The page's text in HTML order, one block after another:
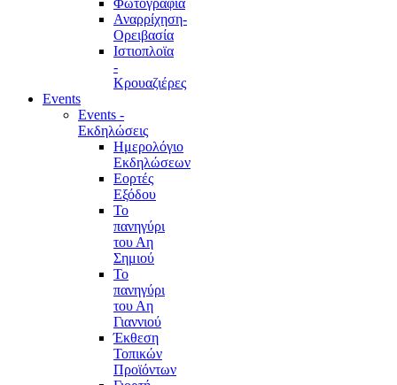
Φωτογραφία
Αναρρίχηση-
Ορειβασία
Ιστιοπλοϊα
-
Κρουαζιέρες
Events
Events -
Εκδηλώσεις
Ημερολόγιο
Εκδηλώσεων
Εορτές
Εξόδου
Το
πανηγύρι
του Αη
Σημιού
Το
πανηγύρι
του Αη
Γιαννιού
Έκθεση
Τοπικών
Προϊόντων